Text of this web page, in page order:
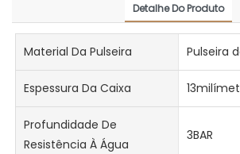
Detalhe Do Produto
Material Da Pulseira Pulseira
Espessura Da Caixa
Profundidade De
Resistência À Água
3BAR